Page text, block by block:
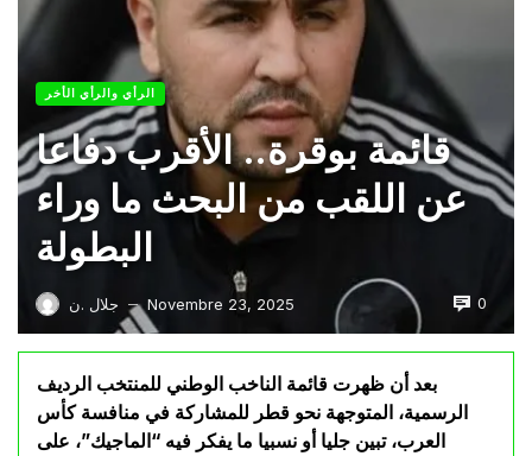
الرأي والرأي الأخر
قائمة بوقرة.. الأقرب دفاعا
عن اللقب من البحث ما وراء
البطولة
جلال .ن — Novembre 23, 2025 0
بعد أن ظهرت قائمة الناخب الوطني للمنتخب الرديف
الرسمية، المتوجهة نحو قطر للمشاركة في منافسة كأس
العرب، تبين جليا أو نسبيا ما يفكر فيه “الماجيك”، على